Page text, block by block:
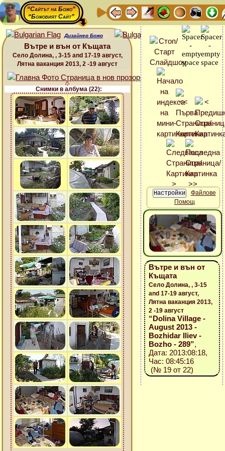
“Сайтът на Божо”
“Божовият Сайт”
Дизайнер Божо
Вътре и вън от Къщата
Село Долина, , 3-15 and 17-19 август,
Лятна ваканция 2013, 2 -19 август
Снимки в албума (22):
Файлове
Помощ
Вътре и вън от
Къщата
Село Долина, , 3-15
and 17-19 август,
Лятна ваканция 2013,
2 -19 август
“Dolina Village -
August 2013 -
Bozhidar Iliev -
Bozho - 289”,
Дата: 2013:08:18,
Час: 08:45:16
(№ 19 от 22)